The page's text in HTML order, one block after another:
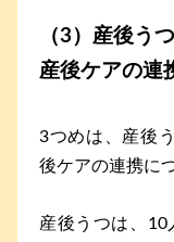
（3）産後う
産後ケアの連
3つめは、産後
後ケアの連携に
産後うつは、10